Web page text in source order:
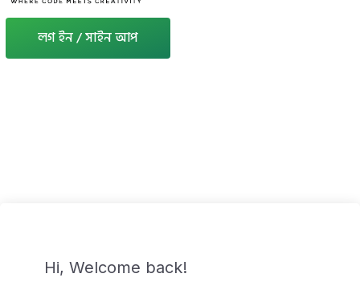
লগ ইন / সাইন আপ
Hi, Welcome back!